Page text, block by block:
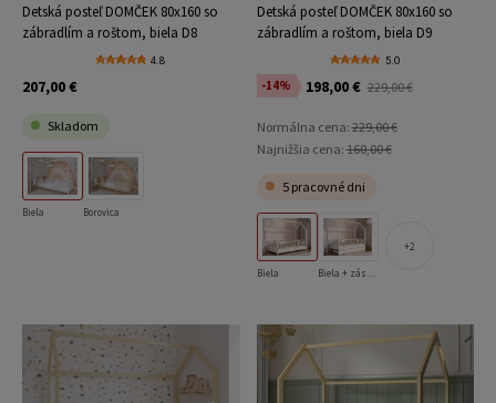
Detská posteľ DOMČEK 80x160 so
zábradlím a roštom, biela D8
4.8
207,00 €
Skladom
Biela Borovica
Detská posteľ DOMČEK 80x160 so
zábradlím a roštom, biela D9
5.0
-14% 198,00 € 229,00 €
Normálna cena:229,00 €
Najnižšia cena:160,00 €
5 pracovné dni
Biela
2